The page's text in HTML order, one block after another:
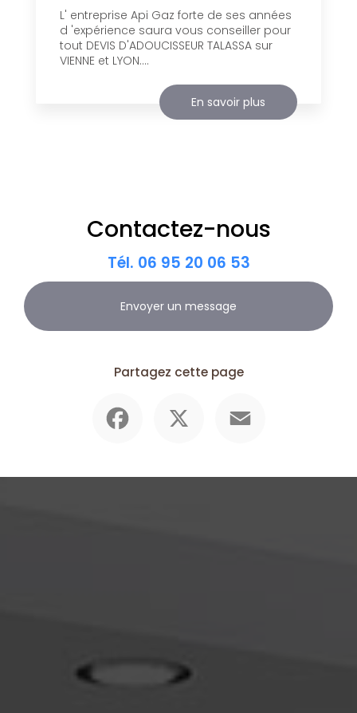
L' entreprise Api Gaz forte de ses années
d 'expérience saura vous conseiller pour
tout DEVIS D'ADOUCISSEUR TALASSA sur
VIENNE et LYON....
En savoir plus
Contactez-nous
Tél. 06 95 20 06 53
Envoyer un message
Partagez cette page